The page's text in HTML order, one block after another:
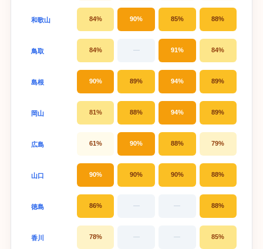
和歌山 84% 90% 85% 88%
鳥取 84% — 91% 84%
島根 90% 89% 94% 89%
岡山 81% 88% 94% 89%
広島 61% 90% 88% 79%
山口 90% 90% 90% 88%
徳島 86% — — 88%
香川 78% — — 85%